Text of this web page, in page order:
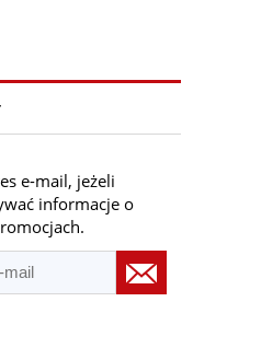
e-mail, jeżeli
informacje o